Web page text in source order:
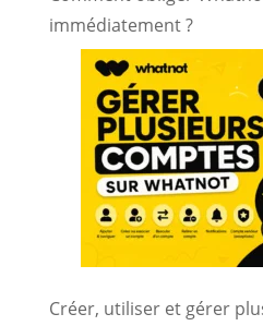
immédiatement ?
Créer, utiliser et gérer